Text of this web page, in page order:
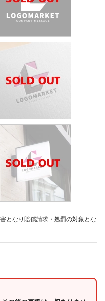
となり賠償請求・処罰の対象とな